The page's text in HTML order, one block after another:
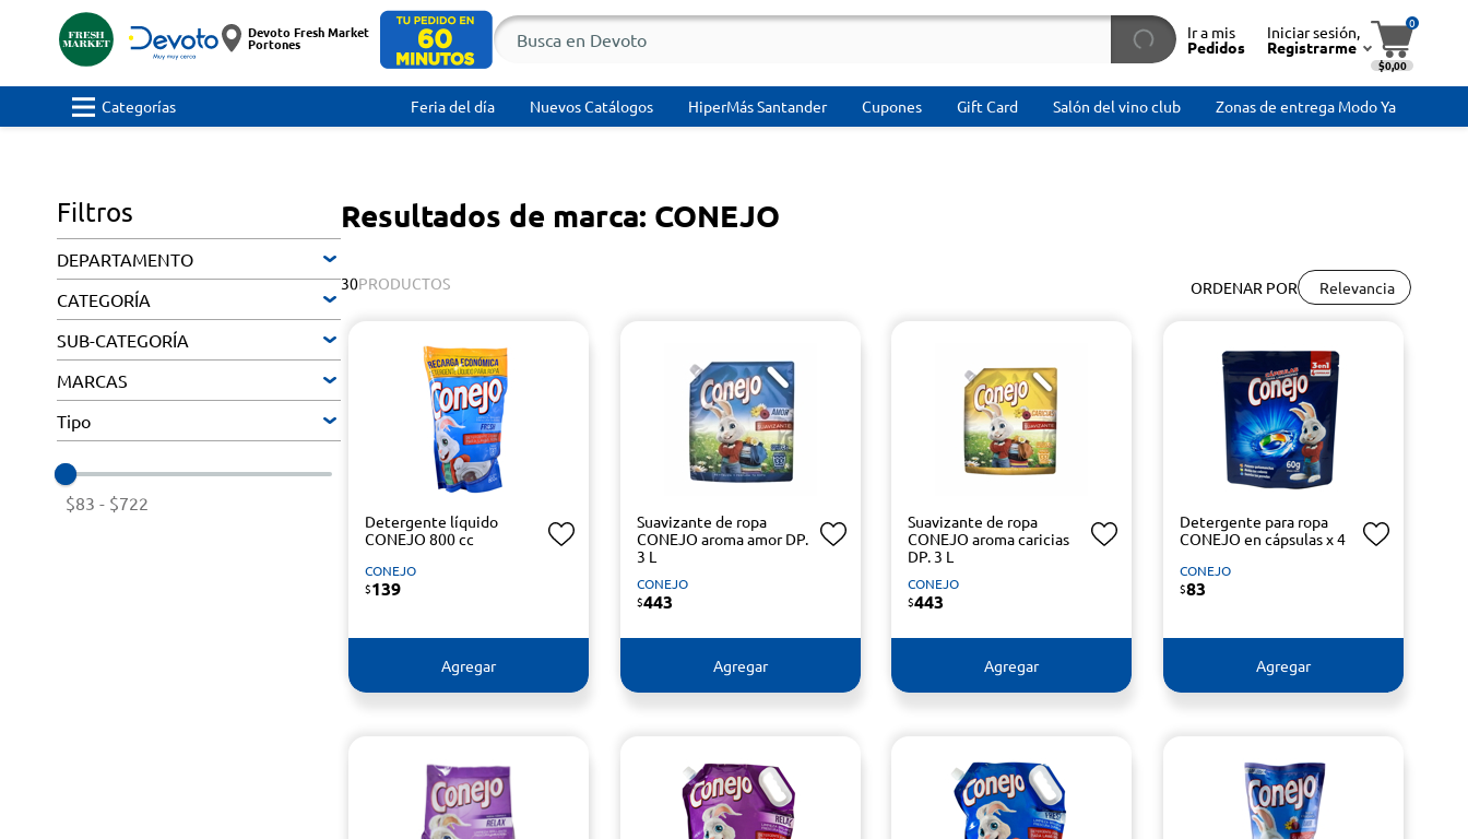
Devoto Fresh Market
Portones
Ir a mis
Pedidos
Iniciar sesión,
Registrarme
0
$0,00
Categorías Feria del día Nuevos Catálogos HiperMás Santander Cupones Gift Card Salón del vino club Zonas de entrega Modo Ya
Filtros
DEPARTAMENTO
CATEGORÍA
SUB-CATEGORÍA
MARCAS
Tipo
$83 - $722
Resultados de marca: CONEJO
ORDENAR POR Relevancia
30PRODUCTOS
Detergente líquido
CONEJO 800 cc
CONEJO
$139
Agregar
Suavizante de ropa
CONEJO aroma amor DP.
3 L
CONEJO
$443
Agregar
Suavizante de ropa
CONEJO aroma caricias
DP. 3 L
CONEJO
$443
Agregar
Detergente para ropa
CONEJO en cápsulas x 4
CONEJO
$83
Agregar